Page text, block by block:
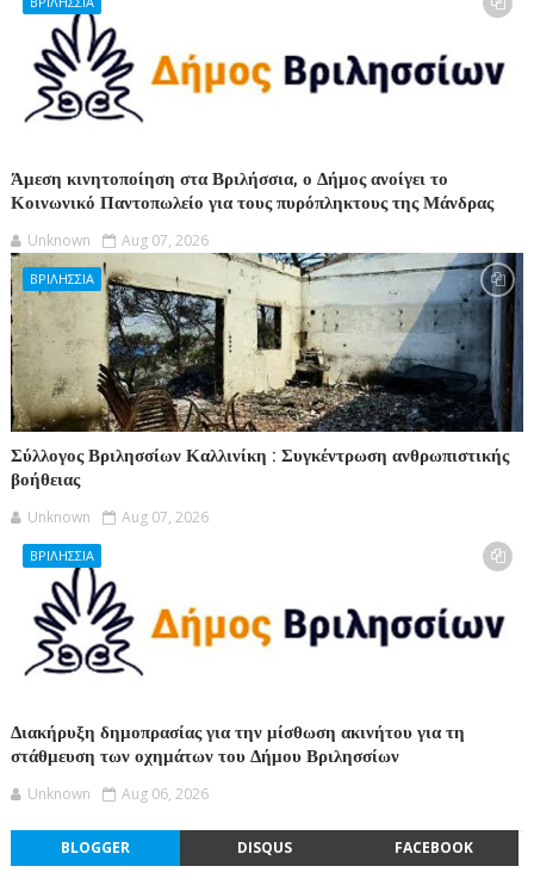
Άμεση κινητοποίηση στα Βριλήσσια, ο Δήμος ανοίγει το
Κοινωνικό Παντοπωλείο για τους πυρόπληκτους της Μάνδρας
Unknown Aug 07, 2026
ΒΡΙΛΗΣΣΙΑ
Σύλλογος Βριλησσίων Καλλινίκη : Συγκέντρωση ανθρωπιστικής
βοήθειας
Unknown Aug 07, 2026
ΒΡΙΛΗΣΣΙΑ
Διακήρυξη δημοπρασίας για την μίσθωση ακινήτου για τη
στάθμευση των οχημάτων του Δήμου Βριλησσίων
Unknown Aug 06, 2026
BLOGGER DISQUS FACEBOOK